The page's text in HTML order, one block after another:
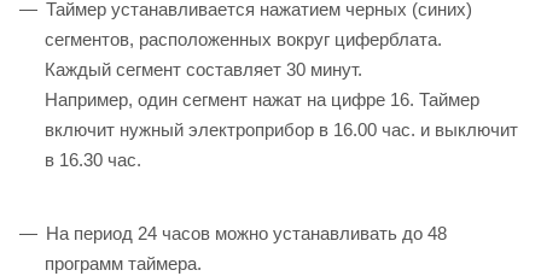
Таймер устанавливается нажатием черных (синих)
сегментов, расположенных вокруг циферблата.
Каждый сегмент составляет 30 минут.
Например, один сегмент нажат на цифре 16. Таймер
включит нужный электроприбор в 16.00 час. и выключит
в 16.30 час.
На период 24 часов можно устанавливать до 48
программ таймера.